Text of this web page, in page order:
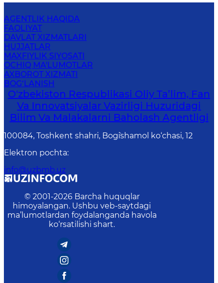
AGENTLIK HAQIDA
FAOLIYAT
DAVLAT XIZMATLARI
HUJJATLAR
MAXFIYLIK SIYOSATI
OCHIQ MA'LUMOTLAR
AXBOROT XIZMATI
BOG‘LANISH
O'zbekiston Respublikasi Oliy Ta’lim, Fan
Va Innovatsiyalar Vazirligi Huzuridagi
Bilim Va Malakalarni Baholash Agentligi
100084, Toshkent shahri, Bog`ishamol ko‘chasi, 12
Elektron pochta:
info@uzbmb.uz
© 2001-2026 Barcha huquqlar
himoyalangan. Ushbu veb-saytdagi
ma’lumotlardan foydalanganda havola
ko‘rsatilishi shart.